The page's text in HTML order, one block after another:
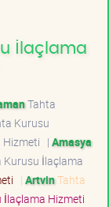
İlaçlama
Tahta
Kurusu
| Amasya
Kurusu İlaçlama
| ArtvinTahta
Hizmeti